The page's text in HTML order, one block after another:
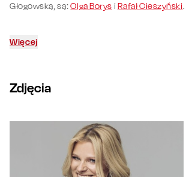
Głogowską, są:Olga Borys i Rafał Cieszyński.
Więcej
Zdjęcia